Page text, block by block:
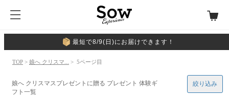
最短で8/9(日)にお届けできます！
TOP > 娘へ クリスマ... > 5ページ目
娘へ クリスマスプレゼントに贈る プレゼント 体験ギ
フト一覧
絞り込み